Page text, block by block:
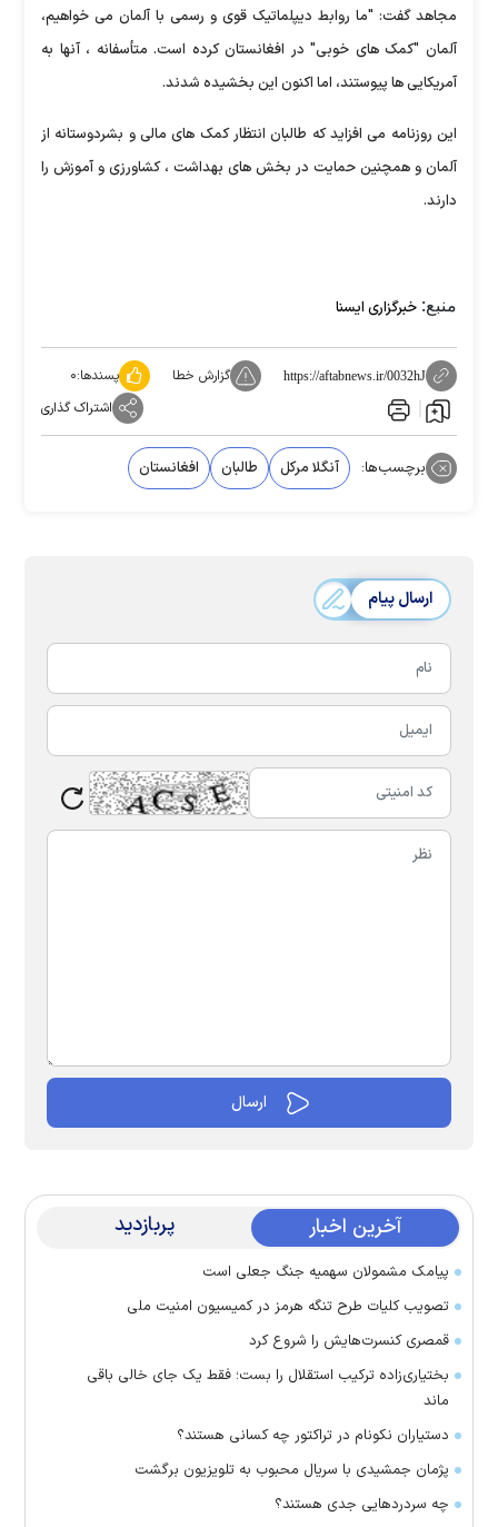
مجاهد گفت: "ما روابط دیپلماتیک قوی و رسمی با آلمان می خواهیم،
آلمان "کمک های خوبی" در افغانستان کرده است. متأسفانه ، آنها به
آمریکایی ها پیوستند، اما اکنون این بخشیده شدند.
این روزنامه می افزاید که طالبان انتظار کمک های مالی و بشردوستانه از
آلمان و همچنین حمایت در بخش های بهداشت ، کشاورزی و آموزش را
دارند.
منبع: خبرگزاری ایسنا
https://aftabnews.ir/0032hJ گزارش خطا پسندها:۰
اشتراک گذاری
برچسب‌ها: آنگلا مرکل طالبان افغانستان
ارسال پیام
آخرین اخبار پربازدید
پیامک مشمولان سهمیه جنگ جعلی است
تصویب کلیات طرح تنگه هرمز در کمیسیون امنیت ملی
قمصری کنسرت‌هایش را شروع کرد
بختیاری‌زاده ترکیب استقلال را بست؛ فقط یک جای خالی باقی
ماند
دستیاران نکونام در تراکتور چه کسانی هستند؟
پژمان جمشیدی با سریال محبوب به تلویزیون برگشت
چه سردرد‌هایی جدی هستند؟